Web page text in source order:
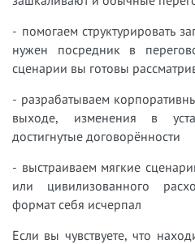
- помогаем структурировать
нужен посредник в
сценарии вы готовы
- разрабатываем
выходе, изменения в
достигнутые договорённости
- выстраиваем мягкие
или цивилизованного
формат себя исчерпал
Если вы чувствуете, что